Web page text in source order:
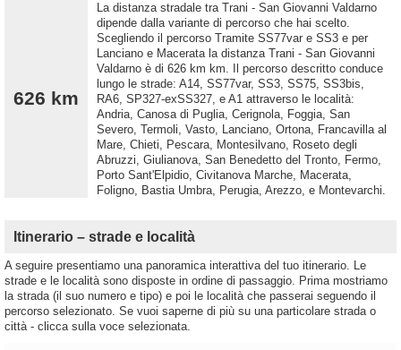
626 km
La distanza stradale tra Trani - San Giovanni Valdarno
dipende dalla variante di percorso che hai scelto.
Scegliendo il percorso Tramite SS77var e SS3 e per
Lanciano e Macerata la distanza Trani - San Giovanni
Valdarno è di 626 km km. Il percorso descritto conduce
lungo le strade: A14, SS77var, SS3, SS75, SS3bis,
RA6, SP327-exSS327, e A1 attraverso le località:
Andria, Canosa di Puglia, Cerignola, Foggia, San
Severo, Termoli, Vasto, Lanciano, Ortona, Francavilla al
Mare, Chieti, Pescara, Montesilvano, Roseto degli
Abruzzi, Giulianova, San Benedetto del Tronto, Fermo,
Porto Sant'Elpidio, Civitanova Marche, Macerata,
Foligno, Bastia Umbra, Perugia, Arezzo, e Montevarchi.
Itinerario – strade e località
A seguire presentiamo una panoramica interattiva del tuo itinerario. Le
strade e le località sono disposte in ordine di passaggio. Prima mostriamo
la strada (il suo numero e tipo) e poi le località che passerai seguendo il
percorso selezionato. Se vuoi saperne di più su una particolare strada o
città - clicca sulla voce selezionata.